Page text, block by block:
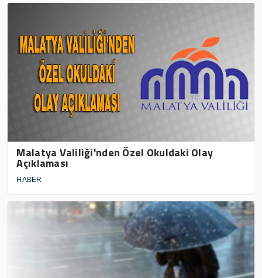
Malatya Valiliği'nden Özel Okuldaki Olay
Açıklaması
HABER